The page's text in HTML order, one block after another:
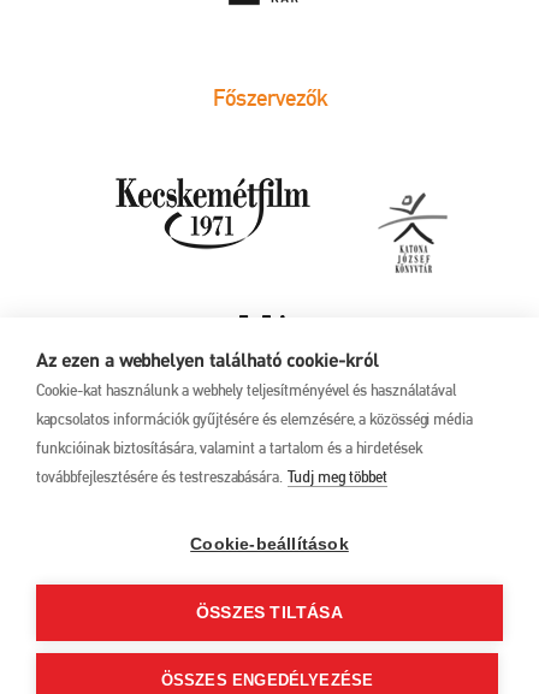
Az ezen a webhelyen található cookie-król
Cookie-kat használunk a webhely teljesítményével és használatával
kapcsolatos információk gyűjtésére és elemzésére, a közösségi média
funkcióinak biztosítására, valamint a tartalom és a hirdetések
továbbfejlesztésére és testreszabására. Tudj meg többet
Cookie-beállítások
ÖSSZES TILTÁSA
ÖSSZES ENGEDÉLYEZÉSE
Főszervezők
17. Kecskeméti
június 1.
Ferenc u. 21.
+36 76 481 788
Adatkezelési tájékoztató